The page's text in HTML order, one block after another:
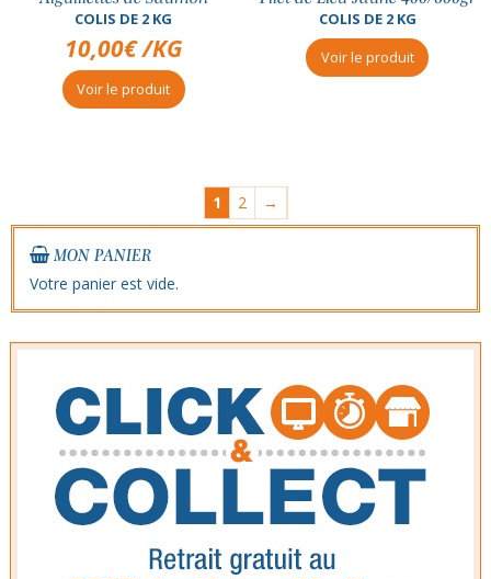
COLIS DE 2 KG
10,00€/KG
Voir le produit
COLIS DE 2 KG
Voir le produit
1 2 →
MON PANIER
Votre panier est vide.